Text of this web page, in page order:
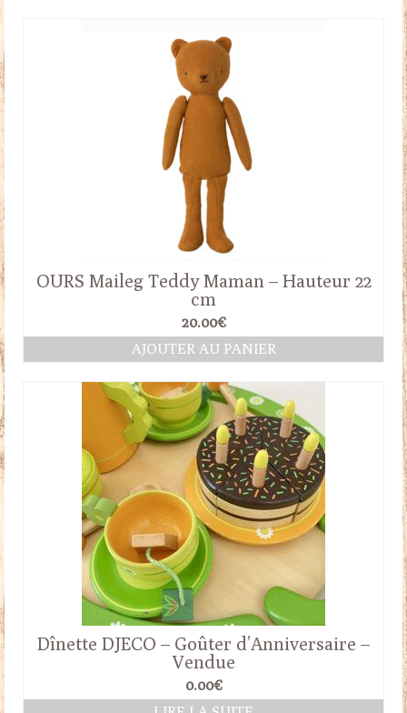
OURS Maileg Teddy Maman – Hauteur 22
cm
20.00€
AJOUTER AU PANIER
Dînette DJECO – Goûter d’Anniversaire –
Vendue
0.00€